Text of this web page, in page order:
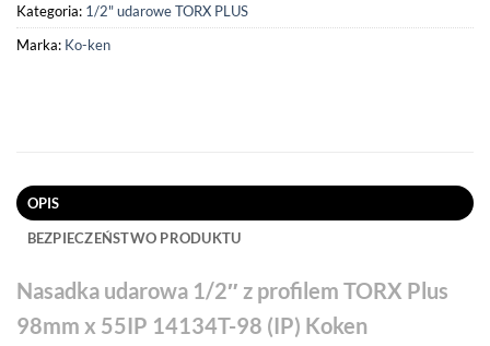
Kategoria: 1/2" udarowe TORX PLUS
Marka: Ko-ken
OPIS
BEZPIECZEŃSTWO PRODUKTU
Nasadka udarowa 1/2″ z profilem TORX Plus
98mm x 55IP 14134T-98 (IP) Koken